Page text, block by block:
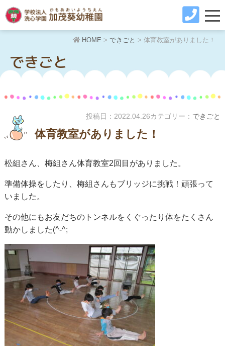
できごと
HOME > できごと >体育教室がありました！
投稿日： 2022.04.26カテゴリー： できごと
体育教室がありました！
松組さん、梅組さん体育教室2回目がありました。
準備体操をしたり、梅組さんもブリッジに挑戦！頑張って
いました。
その他にもお友だちのトンネルをくぐったり体をたくさん
動かしました(^-^;